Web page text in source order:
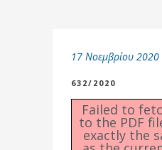
17 Νοεμβρίου 2020
632/2020
Failed to
to the PDF
exactly the